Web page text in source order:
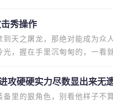
秀操作
到天之屠龙，那绝对能成为
光，握在手里沉甸甸的，一看
攻硬硬实力尽数显出来无
里的狠角色，别看他样子不